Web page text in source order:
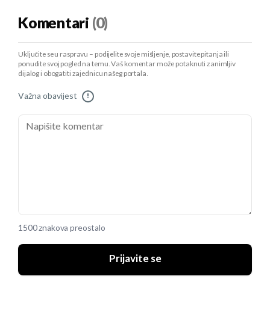
Komentari (0)
Uključite se u raspravu – podijelite svoje mišljenje, postavite pitanja ili
ponudite svoj pogled na temu. Vaš komentar može potaknuti zanimljiv
dijalog i obogatiti zajednicu našeg portala.
Važna obavijest !
1500 znakova preostalo
Prijavite se